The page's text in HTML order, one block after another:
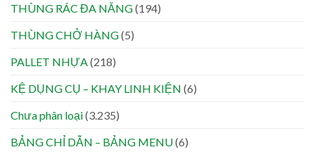
THÙNG RÁC ĐA NĂNG(194)
THÙNG CHỞ HÀNG(5)
PALLET NHỰA(218)
KỆ DỤNG CỤ – KHAY LINH KIỆN (6)
Chưa phân loại(3.235)
BẢNG CHỈ DẪN – BẢNG MENU(6)